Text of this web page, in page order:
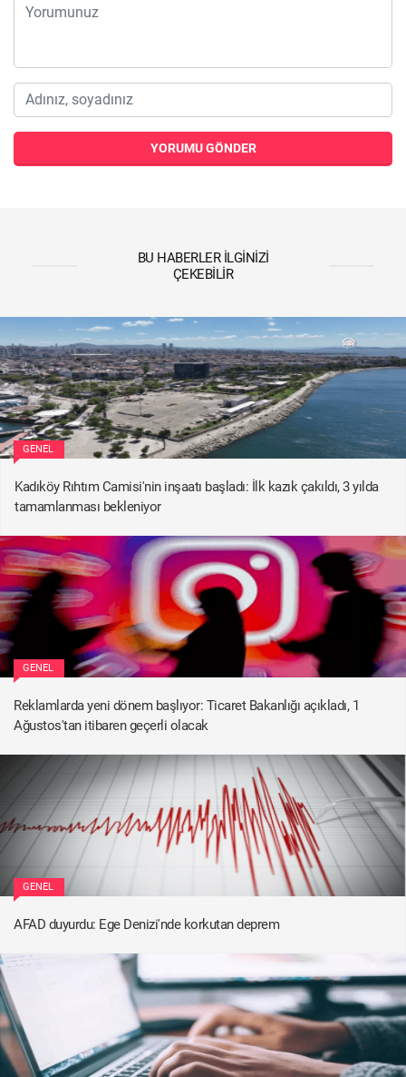
YORUMU GÖNDER
BU HABERLER İLGINIZI
ÇEKEBILIR
GENEL
Kadıköy Rıhtım Camisi'nin inşaatı başladı: İlk kazık çakıldı, 3 yılda
tamamlanması bekleniyor
GENEL
Reklamlarda yeni dönem başlıyor: Ticaret Bakanlığı açıkladı, 1
Ağustos'tan itibaren geçerli olacak
GENEL
AFAD duyurdu: Ege Denizi'nde korkutan deprem